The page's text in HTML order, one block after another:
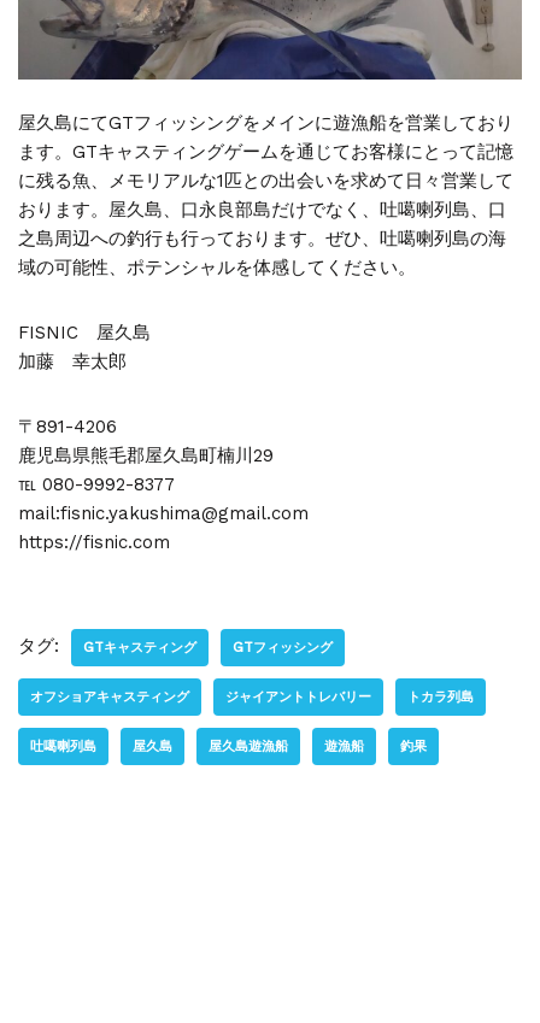
屋久島にてGTフィッシングをメインに遊漁船を営業しており
ます。GTキャスティングゲームを通じてお客様にとって記憶
に残る魚、メモリアルな1匹との出会いを求めて日々営業して
おります。屋久島、口永良部島だけでなく、吐噶喇列島、口
之島周辺への釣行も行っております。ぜひ、吐噶喇列島の海
域の可能性、ポテンシャルを体感してください。
FISNIC 屋久島
加藤 幸太郎
〒891-4206
鹿児島県熊毛郡屋久島町楠川29
℡ 080-9992-8377
mail:fisnic.yakushima@gmail.com
https://fisnic.com
タグ: GTキャスティング GTフィッシング
オフショアキャスティング ジャイアントトレバリー トカラ列島
吐噶喇列島 屋久島 屋久島遊漁船 遊漁船 釣果